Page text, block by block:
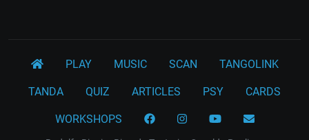
PLAY MUSIC SCAN TANGOLINK
TANDA QUIZ ARTICLES PSY CARDS
WORKSHOPS